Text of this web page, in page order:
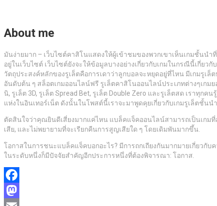
About me
มันง่ายมาก – เว็บไซต์คาสิโนแสดงให้ผู้เข้าชมของพวกเขาเห็นเกมชั้นน
อยู่ในเว็บไซต์ เว็บไซต์ยังจะให้ข้อมูลบางอย่างเกี่ยวกับเกมในกรณีนี้เกี่ยว
วัตถุประสงค์หลักของรูเล็ตคือการเดาว่าลูกบอลจะหยุดอยู่ที่ไหน มีเกมรูเ
อันดับต้น ๆ สล็อตเกมออนไลน์ฟรี รูเล็ตคาสิโนออนไลน์ประเภทต่างๆเก
นิ, รูเล็ต 3D, รูเล็ต Spread Bet, รูเล็ต Double Zero และรูเล็ตสด เรา
แห่งในอินเทอร์เน็ต ดังนั้นในโพสต์นี้เราจะมาพูดคุยเกี่ยวกับเกมรูเล็ตชั้
ตัดสินใจว่าคุณยินดีเสี่ยงมากแค่ไหน แบล็คแจ็คออนไลน์สามารถเป็นเก
เสีย, และไม่พยายามที่จะเรียกคืนการสูญเสียใด ๆ โดยเดิมพันมากขึ้น.
โอกาสในการชนะแบล็คแจ็คบอกอะไร? มีการถกเถียงกันมากมายเกี่ยวกั
ในระดับหนึ่งก็มีปัจจัยสำคัญอีกประการหนึ่งที่ต้องพิจารณา: โอกาส.
Facebook